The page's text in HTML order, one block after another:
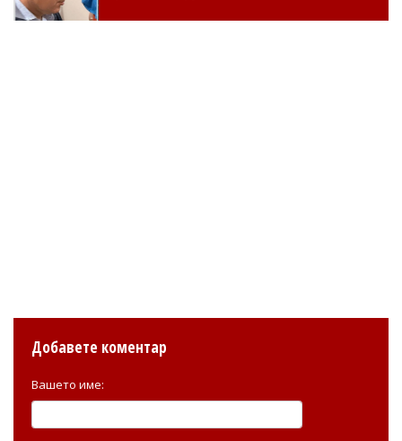
Добавете коментар
Вашето име: